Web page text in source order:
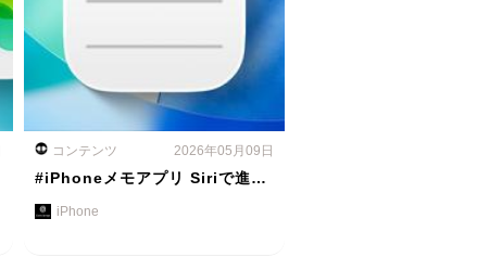
コンテンツ 2026年05月09日
#iPhoneメモアプリ Siriで進…
iPhone